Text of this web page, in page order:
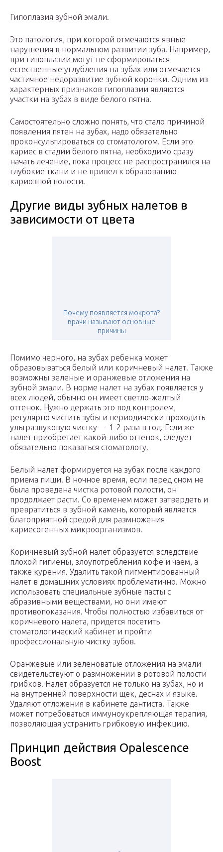
Гипоплазия зубной эмали.
Это патология, при которой отмечаются явные
нарушения в нормальном развитии зуба. Например,
при гипоплазии могут не сформироваться
естественные углубления на зубах или отмечается
частичное недоразвитие зубной коронки. Одним из
характерных признаков гипоплазии являются
участки на зубах в виде белого пятна.
Самостоятельно сложно понять, что стало причиной
появления пятен на зубах, надо обязательно
проконсультироваться со стоматологом. Если это
кариес в стадии белого пятна, необходимо сразу
начать лечение, пока процесс не распространился на
глубокие ткани и не привел к образованию
кариозной полости.
Другие виды зубных налетов в
зависимости от цвета
Почему появляется мокрота?
врачи называют основные
причины
Помимо черного, на зубах ребенка может
образовываться белый или коричневый налет. Также
возможны зеленые и оранжевые отложения на
зубной эмали. В норме налет на зубах появляется у
всех людей, обычно он имеет светло-желтый
оттенок. Нужно держать это под контролем,
регулярно чистить зубы и периодически проходить
ультразвуковую чистку — 1-2 раза в год. Если же
налет приобретает какой-либо оттенок, следует
обязательно показаться стоматологу.
Белый налет формируется на зубах после каждого
приема пищи. В ночное время, если перед сном не
была проведена чистка ротовой полости, он
продолжает расти. Со временем может затвердеть и
превратиться в зубной камень, который является
благоприятной средой для размножения
кариесогенных микроорганизмов.
Коричневый зубной налет образуется вследствие
плохой гигиены, злоупотребления кофе и чаем, а
также курения. Удалить такой пигментированный
налет в домашних условиях проблематично. Можно
использовать специальные зубные пасты с
абразивными веществами, но они имеют
противопоказания. Чтобы полностью избавиться от
коричневого налета, придется посетить
стоматологический кабинет и пройти
профессиональную чистку зубов.
Оранжевые или зеленоватые отложения на эмали
свидетельствуют о размножении в ротовой полости
грибков. Налет образуется не только на зубах, но и
на внутренней поверхности щек, деснах и языке.
Удаляют отложения в кабинете дантиста. Также
может потребоваться иммуноукрепляющая терапия,
позволяющая устранить грибковую инфекцию.
Принцип действия Opalescence
Boost